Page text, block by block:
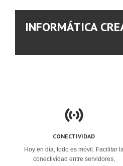
INFORMÁTICA
CONECTIVIDAD
Hoy en día, todo es móvil. Facilitar
conectividad entre servidores,